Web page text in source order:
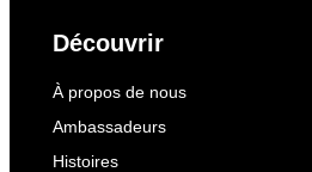
Découvrir
À propos de nous
Ambassadeurs
Histoires